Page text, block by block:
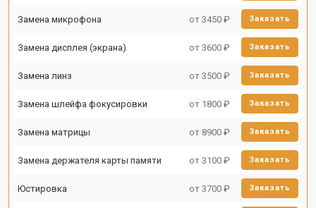
Замена микрофона от 3450 ₽ Заказать
Замена дисплея (экрана) от 3600 ₽ Заказать
Замена линз от 3500 ₽ Заказать
Замена шлейфа фокусировки от 1800 ₽ Заказать
Замена матрицы от 8900 ₽ Заказать
Замена держателя карты памяти от 3100 ₽ Заказать
Юстировка от 3700 ₽ Заказать